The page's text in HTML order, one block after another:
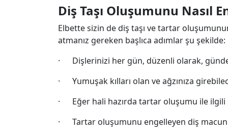
Diş Taşı Oluşumunu Nasıl
Elbette sizin de diş taşı ve tartar
atmanız gereken başlıca adımlar şu şekilde:
· Dişlerinizi her gün, düzenli olarak, günde
· Yumuşak kılları olan ve ağzınıza
· Eğer hali hazırda tartar oluşumu ile ilgili
· Tartar oluşumunu engelleyen diş